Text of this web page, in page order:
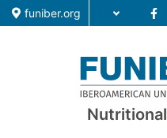
funiber.org
Food CompositionNutritional